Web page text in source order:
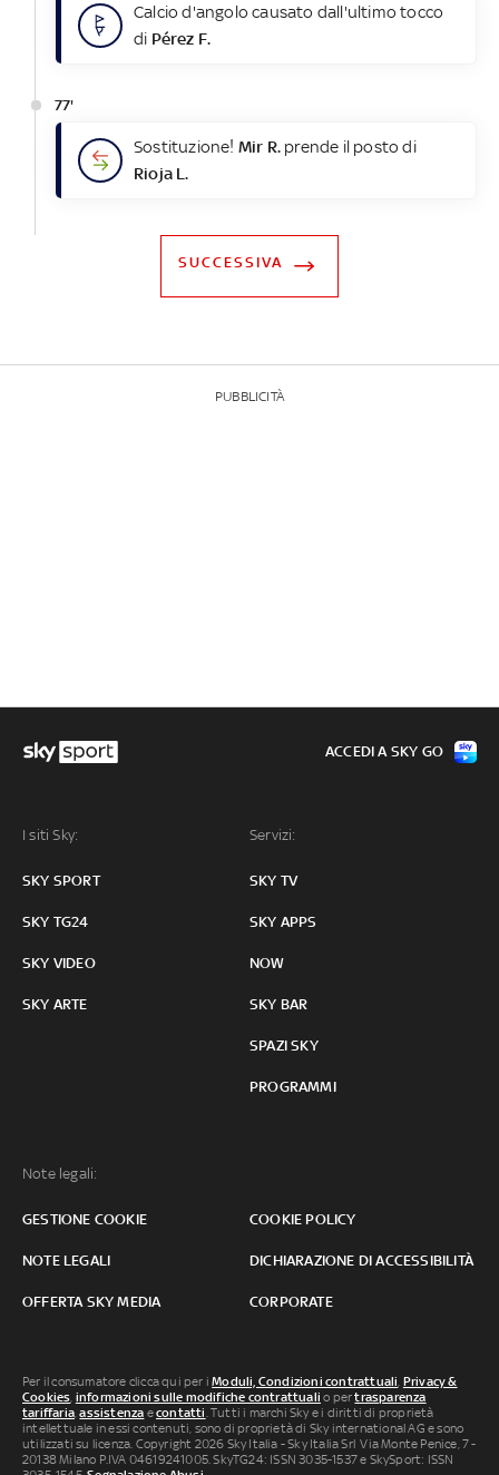
Calcio d'angolo causato dall'ultimo tocco
di Pérez F.
77'
Sostituzione! Mir R. prende il posto di
Rioja L.
SUCCESSIVA
PUBBLICITÀ
I siti Sky:
SKY SPORT
SKY TG24
SKY VIDEO
SKY ARTE
Servizi:
SKY TV
SKY APPS
NOW
SKY BAR
SPAZI SKY
PROGRAMMI
Note legali:
GESTIONE COOKIE COOKIE POLICY
NOTE LEGALI DICHIARAZIONE DI ACCESSIBILITÀ
OFFERTA SKY MEDIA CORPORATE
ACCEDI A SKY GO
Per il consumatore clicca qui per iModuli, Condizioni contrattuali, Privacy &
Cookies, informazioni sulle modifiche contrattuali o pertrasparenza
tariffaria,assistenza econtatti. Tutti i marchi Sky e i diritti di proprietà
intellettuale in essi contenuti, sono di proprietà di Sky international AG e sono
utilizzati su licenza. Copyright 2026 Sky Italia - Sky Italia Srl Via Monte Penice, 7 -
20138 Milano P.IVA 04619241005. SkyTG24: ISSN 3035-1537 e SkySport: ISSN